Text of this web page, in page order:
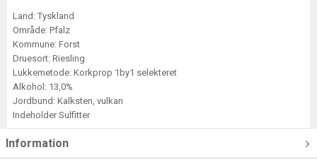
Land: Tyskland
Område: Pfalz
Kommune: Forst
Druesort: Riesling
Lukkemetode: Korkprop 1by1 selekteret
Alkohol: 13,0%
Jordbund: Kalksten, vulkan
Indeholder Sulfitter
Information